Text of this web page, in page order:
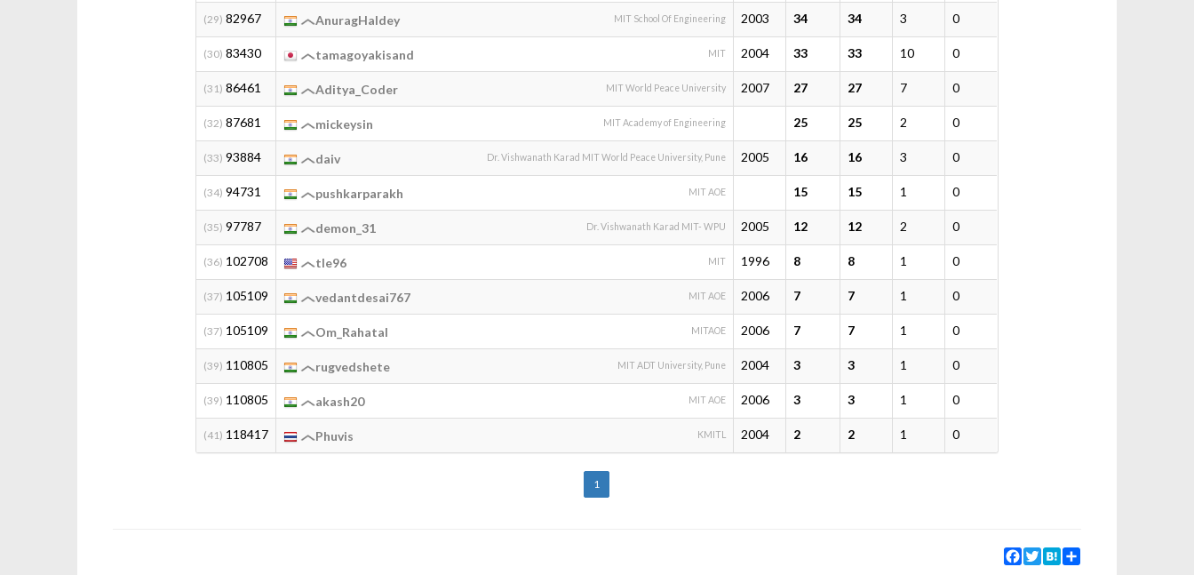
(29) 82967 AnuragHaldey MIT School Of Engineering 2003 34 34 3 0
(30) 83430 tamagoyakisand MIT 2004 33 33 10 0
(31) 86461 Aditya_Coder MIT World Peace University 2007 27 27 7 0
(32) 87681 mickeysin MIT Academy of Engineering 25 25 2 0
(33) 93884 daiv Dr. Vishwanath Karad MIT World Peace University, Pune 2005 16 16 3 0
(34) 94731 pushkarparakh MIT AOE 15 15 1 0
(35) 97787 demon_31 Dr. Vishwanath Karad MIT- WPU 2005 12 12 2 0
(36) 102708 tle96 MIT 1996 8 8 1 0
(37) 105109 vedantdesai767 MIT AOE 2006 7 7 1 0
(37) 105109 Om_Rahatal MITAOE 2006 7 7 1 0
(39) 110805 rugvedshete MIT ADT University, Pune 2004 3 3 1 0
(39) 110805 akash20 MIT AOE 2006 3 3 1 0
(41) 118417 Phuvis KMITL 2004 2 2 1 0
1
Facebook
Twitter
Hatena